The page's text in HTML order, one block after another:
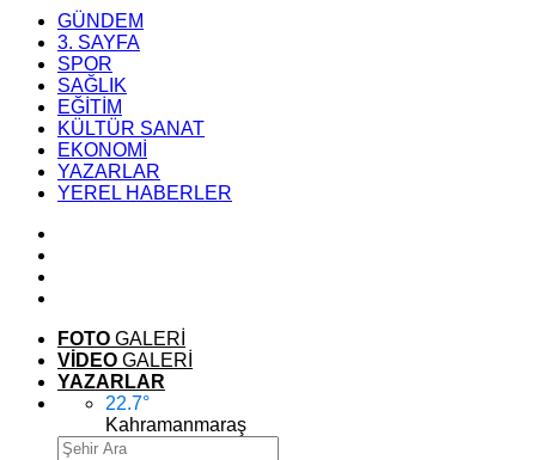
GÜNDEM
3. SAYFA
SPOR
SAĞLIK
EĞİTİM
KÜLTÜR SANAT
EKONOMİ
YAZARLAR
YEREL HABERLER
FOTO GALERİ
VİDEO GALERİ
YAZARLAR
22.7°
Kahramanmaraş